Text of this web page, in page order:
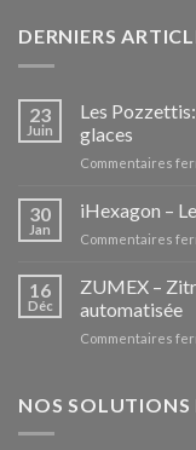
DERNIERS
23
Juin
Les
glaces
Commentaires
30
Jan
iHexagon –
Commentaires
16
Déc
ZUMEX –
automatisée
Commentaires
NOS SOLUTIONS